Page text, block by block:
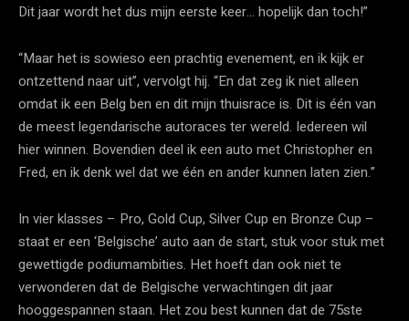
Dit jaar wordt het dus mijn eerste keer… hopelijk dan toch!”
“Maar het is sowieso een prachtig evenement, en ik kijk er
ontzettend naar uit”, vervolgt hij. “En dat zeg ik niet alleen
omdat ik een Belg ben en dit mijn thuisrace is. Dit is één van
de meest legendarische autoraces ter wereld. Iedereen wil
hier winnen. Bovendien deel ik een auto met Christopher en
Fred, en ik denk wel dat we één en ander kunnen laten zien.”
In vier klasses – Pro, Gold Cup, Silver Cup en Bronze Cup –
staat er een ‘Belgische’ auto aan de start, stuk voor stuk met
gewettigde podiumambities. Het hoeft dan ook niet te
verwonderen dat de Belgische verwachtingen dit jaar
hooggespannen staan. Het zou best kunnen dat de 75ste